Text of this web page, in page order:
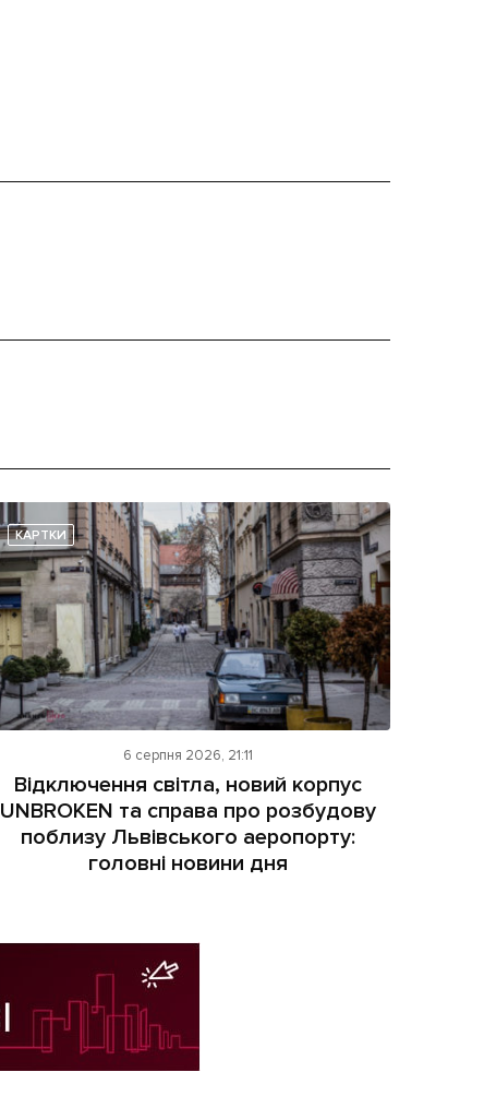
КАРТКИ
6 серпня 2026, 21:11
Відключення світла, новий корпус
UNBROKEN та справа про розбудову
поблизу Львівського аеропорту:
головні новини дня